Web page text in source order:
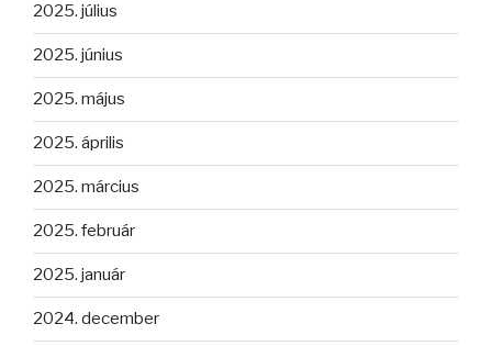
2025. július
2025. június
2025. május
2025. április
2025. március
2025. február
2025. január
2024. december